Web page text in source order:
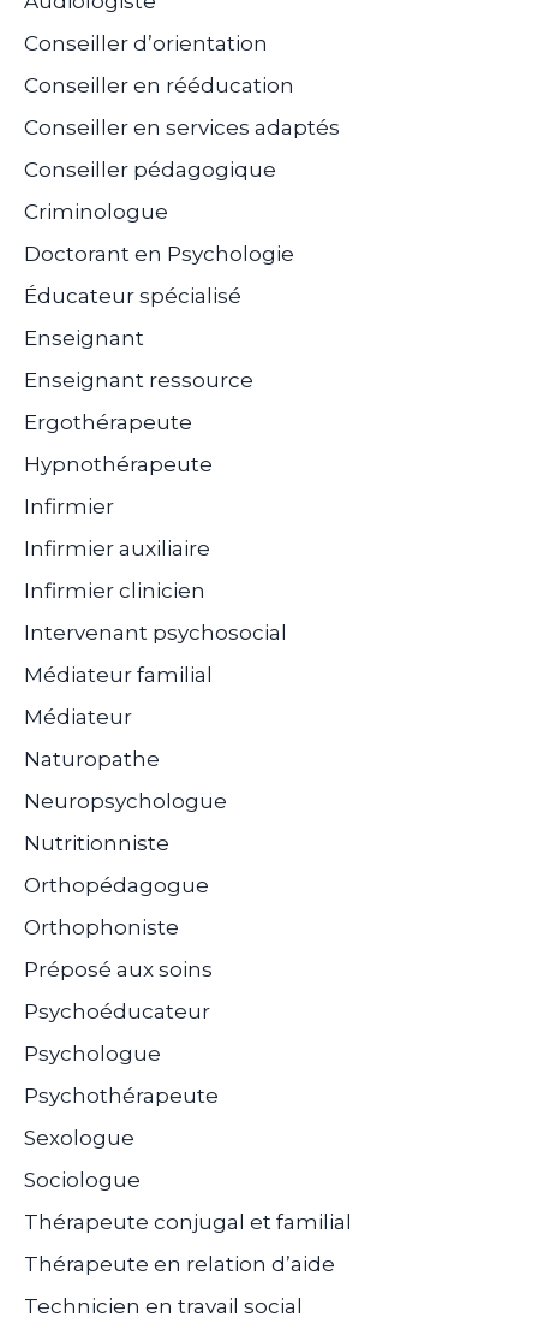
Conseiller d’orientation
Conseiller en rééducation
Conseiller en services adaptés
Conseiller pédagogique
Criminologue
Doctorant en Psychologie
Éducateur spécialisé
Enseignant
Enseignant ressource
Ergothérapeute
Hypnothérapeute
Infirmier
Infirmier auxiliaire
Infirmier clinicien
Intervenant psychosocial
Médiateur familial
Médiateur
Naturopathe
Neuropsychologue
Nutritionniste
Orthopédagogue
Orthophoniste
Préposé aux soins
Psychoéducateur
Psychologue
Psychothérapeute
Sexologue
Sociologue
Thérapeute conjugal et familial
Thérapeute en relation d’aide
Technicien en travail social